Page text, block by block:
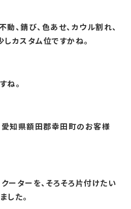
、錆び、色あせ、カウル割れ、
しカスタム位ですかね。
ね。
愛知県額田郡幸田町のお客様
ーターを、そろそろ片付けたい
した。